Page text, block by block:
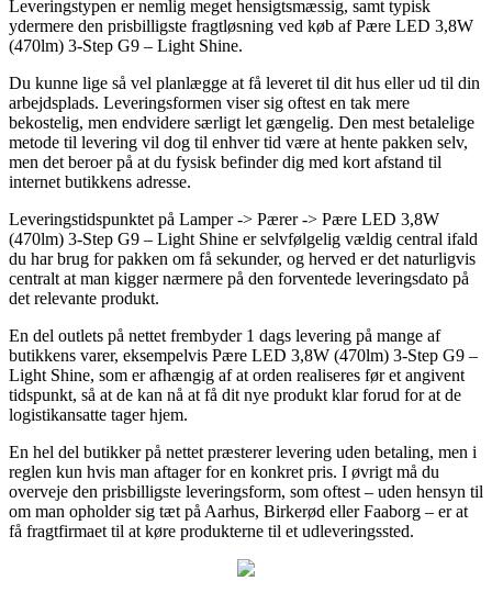
Leveringstypen er nemlig meget hensigtsmæssig, samt typisk
ydermere den prisbilligste fragtløsning ved køb af Pære LED 3,8W
(470lm) 3-Step G9 – Light Shine.
Du kunne lige så vel planlægge at få leveret til dit hus eller ud til din
arbejdsplads. Leveringsformen viser sig oftest en tak mere
bekostelig, men endvidere særligt let gængelig. Den mest betalelige
metode til levering vil dog til enhver tid være at hente pakken selv,
men det beroer på at du fysisk befinder dig med kort afstand til
internet butikkens adresse.
Leveringstidspunktet på Lamper -> Pærer -> Pære LED 3,8W
(470lm) 3-Step G9 – Light Shine er selvfølgelig vældig central ifald
du har brug for pakken om få sekunder, og herved er det naturligvis
centralt at man kigger nærmere på den forventede leveringsdato på
det relevante produkt.
En del outlets på nettet frembyder 1 dags levering på mange af
butikkens varer, eksempelvis Pære LED 3,8W (470lm) 3-Step G9 –
Light Shine, som er afhængig af at orden realiseres før et angivent
tidspunkt, så at de kan nå at få dit nye produkt klar forud for at de
logistikansatte tager hjem.
En hel del butikker på nettet præsterer levering uden betaling, men i
reglen kun hvis man aftager for en konkret pris. I øvrigt må du
overveje den prisbilligste leveringsform, som oftest – uden hensyn til
om man opholder sig tæt på Aarhus, Birkerød eller Faaborg – er at
få fragtfirmaet til at køre produkterne til et udleveringssted.